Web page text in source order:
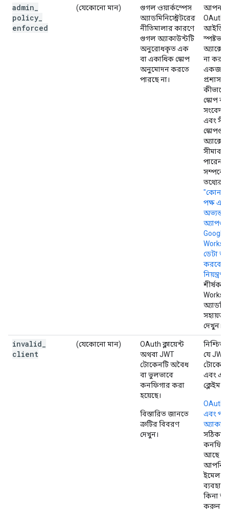
admin
policy
enforced
(যেকোনো মান)
গুগল ওয়ার্কস্পেস
অ্যাডমিনিস্ট্রেটরের
নীতিমালার কারণে
গুগল অ্যাকাউন্টটি
অনুরোধকৃত এক
বা একাধিক স্কোপ
অনুমোদন করতে
পারছে না।
আপনার
OAuth
না করা
একজন
প্রশাসক
কীভাবে
স্কোপ বা
এবং
অ্যাক্সেস
পারেন,
তথ্যের
"কোন
পক্ষ এবং
Google
ডেটা
করবে
শীর্ষক
সহায়তা
দেখুন।
invalid
client
(যেকোনো মান)
OAuth ক্লায়েন্ট
অথবা JWT
টোকেনটি অবৈধ
বা ভুলভাবে
কনফিগার করা
হয়েছে।
বিস্তারিত জানতে
ত্রুটির বিবরণ
দেখুন।
যে JWT
এবং
ক্লেইম
OAuth
এবং
আছে
আপনি
ইমেল
কিনা তা
করুন।